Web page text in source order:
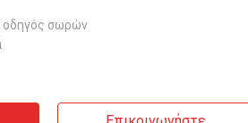
οδηγός σωρών